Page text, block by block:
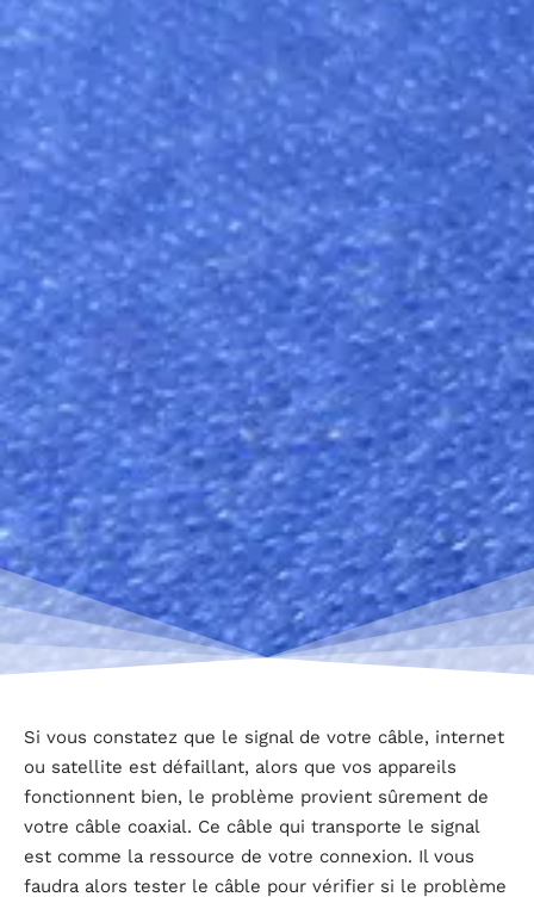
Si vous constatez que le signal de votre câble, internet
ou satellite est défaillant, alors que vos appareils
fonctionnent bien, le problème provient sûrement de
votre câble coaxial. Ce câble qui transporte le signal
est comme la ressource de votre connexion. Il vous
faudra alors tester le câble pour vérifier si le problème